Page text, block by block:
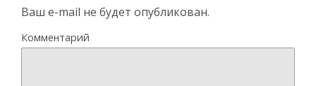
Ваш e-mail не будет опубликован.
Комментарий